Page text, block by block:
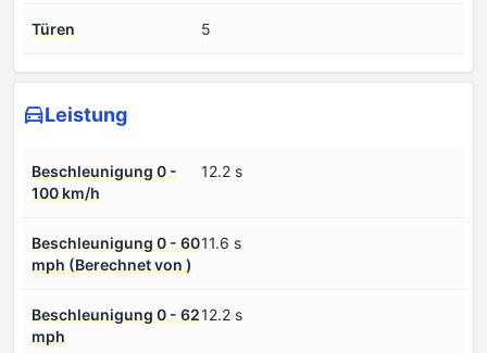
Türen 5
Leistung
Beschleunigung 0 -
100 km/h
12.2 s
Beschleunigung 0 - 60
mph (Berechnet von )
11.6 s
Beschleunigung 0 - 62
mph
12.2 s